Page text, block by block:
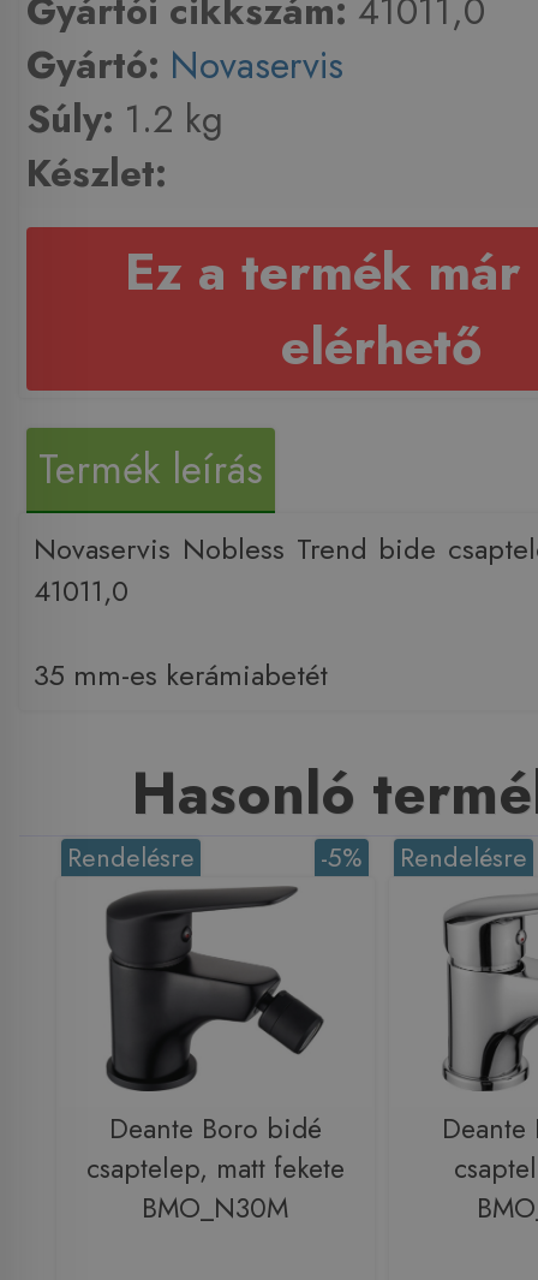
Gyártói cikkszám: 41011,0
Gyártó: Novaservis
Súly: 1.2 kg
Készlet:
Ez a termék már
elérhető
Termék leírás
Novaservis Nobless Trend bide
41011,0
35 mm-es kerámiabetét
Hasonló
-5%
Rendelésre
Deante Boro bidé
csaptelep, matt fekete
BMO_N30M
Rendelésre